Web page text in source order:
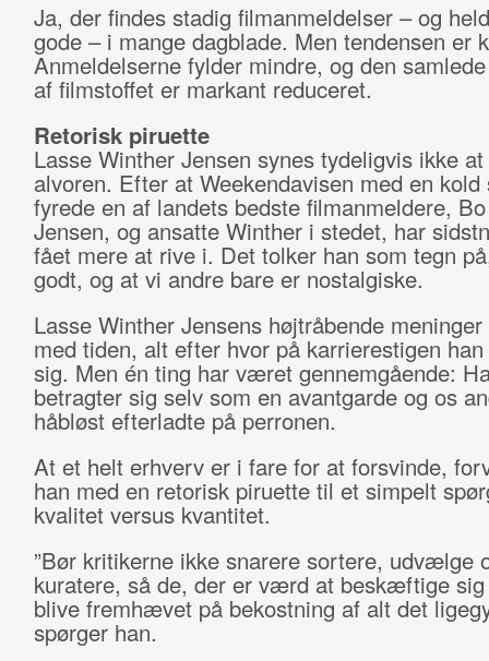
Ja, der findes stadig filmanmeldelser – og
gode – i mange dagblade. Men tendensen er
Anmeldelserne fylder mindre, og den
af filmstoffet er markant reduceret.
Retorisk piruette
Lasse Winther Jensen synes tydeligvis ikke
alvoren. Efter at Weekendavisen med en kold
fyrede en af landets bedste filmanmeldere,
Jensen, og ansatte Winther i stedet, har
fået mere at rive i. Det tolker han som tegn
godt, og at vi andre bare er nostalgiske.
Lasse Winther Jensens højtråbende
med tiden, alt efter hvor på karrierestigen
sig. Men én ting har været gennemgående:
betragter sig selv som en avantgarde og os
håbløst efterladte på perronen.
At et helt erhverv er i fare for at forsvinde,
han med en retorisk piruette til et simpelt
kvalitet versus kvantitet.
”Bør kritikerne ikke snarere sortere, udvælge
kuratere, så de, der er værd at beskæftige sig
blive fremhævet på bekostning af alt det
spørger han.